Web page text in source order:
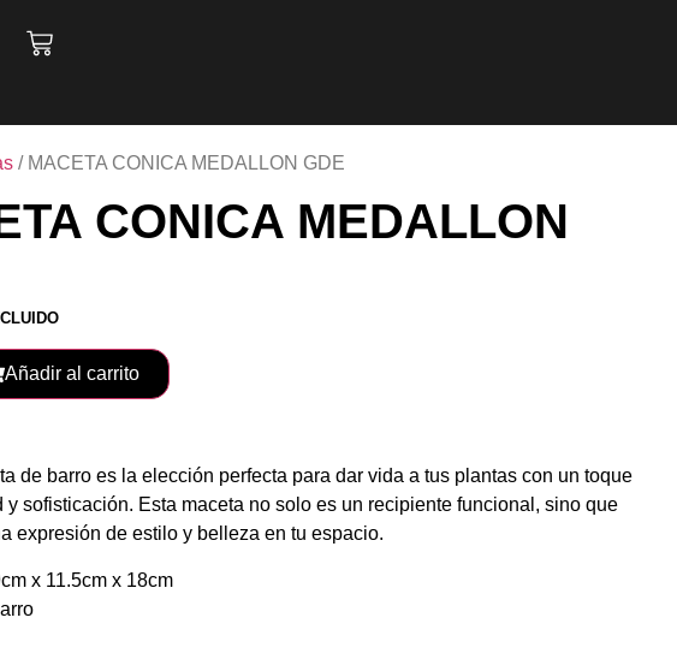
/ MACETA CONICA MEDALLON GDE
CONICA MEDALLON
Añadir al carrito
de barro es la elección perfecta para dar vida a tus plantas con un toque
y sofisticación. Esta maceta no solo es un recipiente funcional, sino que
expresión de estilo y belleza en tu espacio.
x 11.5cm x 18cm